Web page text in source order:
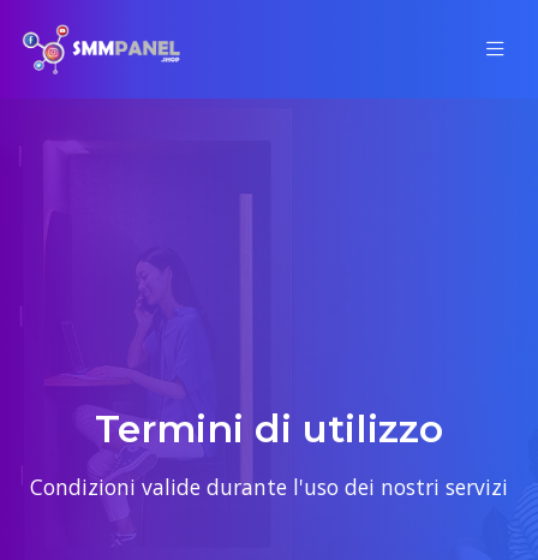
Termini di utilizzo
Condizioni valide durante l'uso dei nostri servizi